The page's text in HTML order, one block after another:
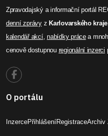
Zpravodajský a informační portál
denní zprávyz Karlovarského kraje
kalendář akcí,nabídky prácea
cenově dostupnou regionální inzerci
O portálu
InzercePřihlášeníRegistraceArchiv